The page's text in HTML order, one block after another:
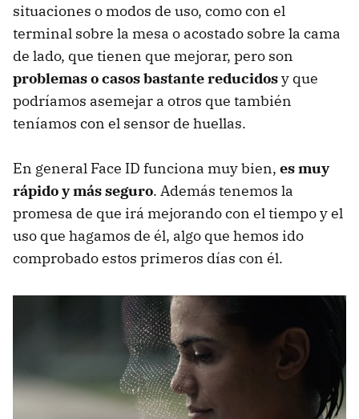
situaciones o modos de uso, como con el
terminal sobre la mesa o acostado sobre la cama
de lado, que tienen que mejorar, pero son
problemas o casos bastante reducidosy que
podríamos asemejar a otros que también
teníamos con el sensor de huellas.
En general Face ID funciona muy bien, es muy
rápido y más seguro. Además tenemos la
promesa de que irá mejorando con el tiempo y el
uso que hagamos de él, algo que hemos ido
comprobado estos primeros días con él.